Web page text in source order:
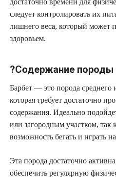
достаточно времени для
следует контролировать их
лишнего веса, который может
здоровьем.
?Содержание породы
Барбет — это порода среднего
которая требует достаточно
содержания. Идеально
или загородным участком, так
возможность бегать и играть
Эта порода достаточно
обеспечить регулярную